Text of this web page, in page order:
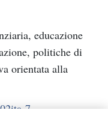
educazione
politiche di
orientata alla
7